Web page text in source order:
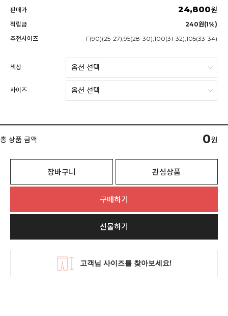
판매가 24,800원
적립금
240원(1%)
추천사이즈
F(90)(25-27),95(28-30),100(31-32),105(33-34)
색상
사이즈
총 상품 금액 0원
장바구니 관심상품
구매하기
선물하기